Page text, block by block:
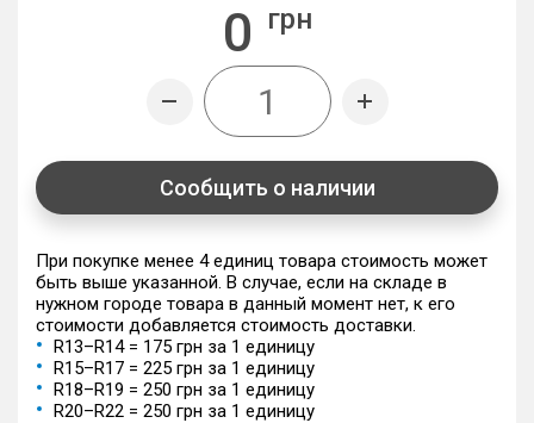
0 грн
Сообщить о наличии
При покупке менее 4 единиц товара стоимость может
быть выше указанной. В случае, если на складе в
нужном городе товара в данный момент нет, к его
стоимости добавляется стоимость доставки.
R13–R14 = 175 грн за 1 единицу
R15–R17 = 225 грн за 1 единицу
R18–R19 = 250 грн за 1 единицу
R20–R22 = 250 грн за 1 единицу